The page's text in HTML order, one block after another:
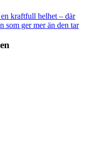
kraftfull helhet – där
som ger mer än den tar